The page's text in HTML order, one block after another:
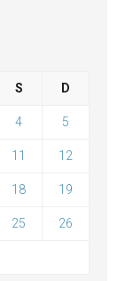
S D
4 5
11 12
18 19
25 26